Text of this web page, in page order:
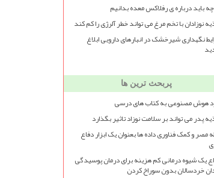
باید درباره ی رفلاکس معده بدانیم
نوزادان با تخم مرغ می تواند خطر آلرژی را کم کند
نگهداری شیرخشک در انبارهای دارویی ابلاغ
پربحث ترین ها
هوش مصنوعی به کتاب های درسی
پدر می تواند بر سلامت نوزاد تاثیر بگذارد
مصر و کمک فناوری داده ها بعنوان یک ابزار دفاع
یک شیوه درمانی کم هزینه برای درمان پوسیدگی
خردسالان بدون سوراخ کردن